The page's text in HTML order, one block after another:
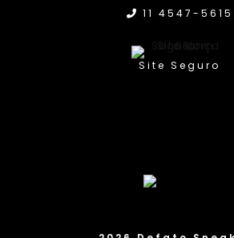
11 4547-5615